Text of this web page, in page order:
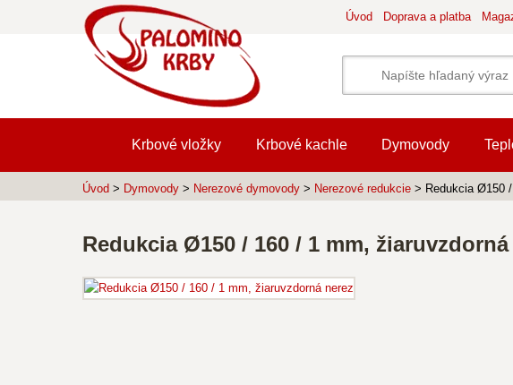
Úvod Doprava a platba
Krbové vložky Krbové kachle Dymovody
Úvod > Dymovody > Nerezové dymovody > Nerezové redukcie > Redukcia Ø150
Redukcia Ø150 / 160 / 1 mm,